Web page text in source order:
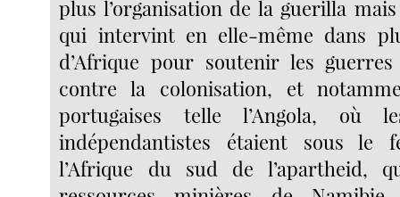
plus l’organisation de la guerilla
qui intervint en elle-même dans
d’Afrique pour soutenir les guerres
contre la colonisation, et
portugaises telle l’Angola, où
indépendantistes étaient sous le
l’Afrique du sud de l’apartheid,